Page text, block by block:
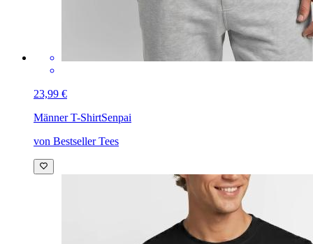
23,99 €
Männer T-ShirtSenpai
von Bestseller Tees